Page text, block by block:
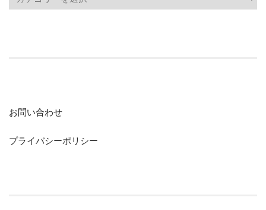
お問い合わせ
プライバシーポリシー